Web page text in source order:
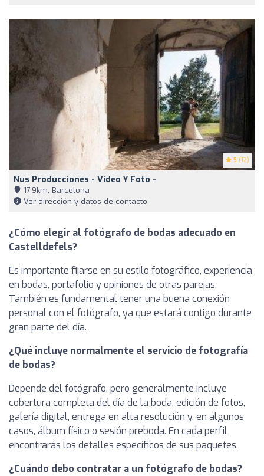
5 (12)
Nus Producciones - Vídeo Y Foto -
17,9km, Barcelona
Ver dirección y datos de contacto
¿Cómo elegir al fotógrafo de bodas adecuado en
Castelldefels?
Es importante fijarse en su estilo fotográfico, experiencia
en bodas, portafolio y opiniones de otras parejas.
También es fundamental tener una buena conexión
personal con el fotógrafo, ya que estará contigo durante
gran parte del día.
¿Qué incluye normalmente el servicio de fotografía
de bodas?
Depende del fotógrafo, pero generalmente incluye
cobertura completa del día de la boda, edición de fotos,
galería digital, entrega en alta resolución y, en algunos
casos, álbum físico o sesión preboda. En cada perfil
encontrarás los detalles específicos de sus paquetes.
¿Cuándo debo contratar a un fotógrafo de bodas?